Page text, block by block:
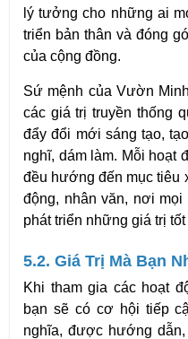
lý tưởng cho những ai
triển bản thân và đóng
của cộng đồng.
Sứ mệnh của Vườn
các giá trị truyền thống
đẩy đổi mới sáng tạo,
nghĩ, dám làm. Mỗi hoạt
đều hướng đến mục tiêu
động, nhân văn, nơi
phát triển những giá trị
5.2. Giá Trị Mà Bạn
Khi tham gia các hoạt
bạn sẽ có cơ hội tiếp
nghĩa, được hướng